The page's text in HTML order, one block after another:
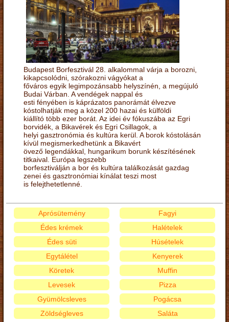
Budapest Borfesztivál 28. alkalommal várja a borozni,
kikapcsolódni, szórakozni vágyókat a
főváros egyik legimpozánsabb helyszínén, a megújuló
Budai Várban. A vendégek nappal és
esti fényében is káprázatos panorámát élvezve
kóstolhatják meg a közel 200 hazai és külföldi
kiállító több ezer borát. Az idei év fókuszába az Egri
borvidék, a Bikavérek és Egri Csillagok, a
helyi gasztronómia és kultúra kerül. A borok kóstolásán
kívül megismerkedhetünk a Bikavért
övező legendákkal, hungarikum borunk készítésének
titkaival. Európa legszebb
borfesztiválján a bor és kultúra találkozását gazdag
zenei és gasztronómiai kínálat teszi most
is felejthetetlenné.
Aprósütemény
Édes krémek
Édes süti
Egytálétel
Fagyi
Halételek
Húsételek
Kenyerek
Köretek
Levesek
Gyümölcsleves
Zöldségleves
Muffin
Pizza
Pogácsa
Saláta